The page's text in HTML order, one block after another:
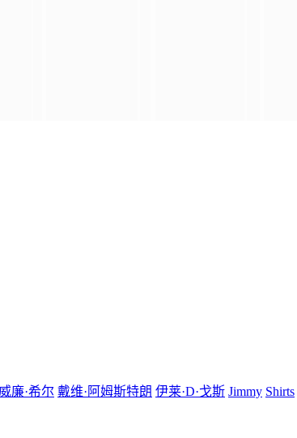
威廉·希尔 戴维·阿姆斯特朗 伊莱·D·戈斯 Jimmy Shirts